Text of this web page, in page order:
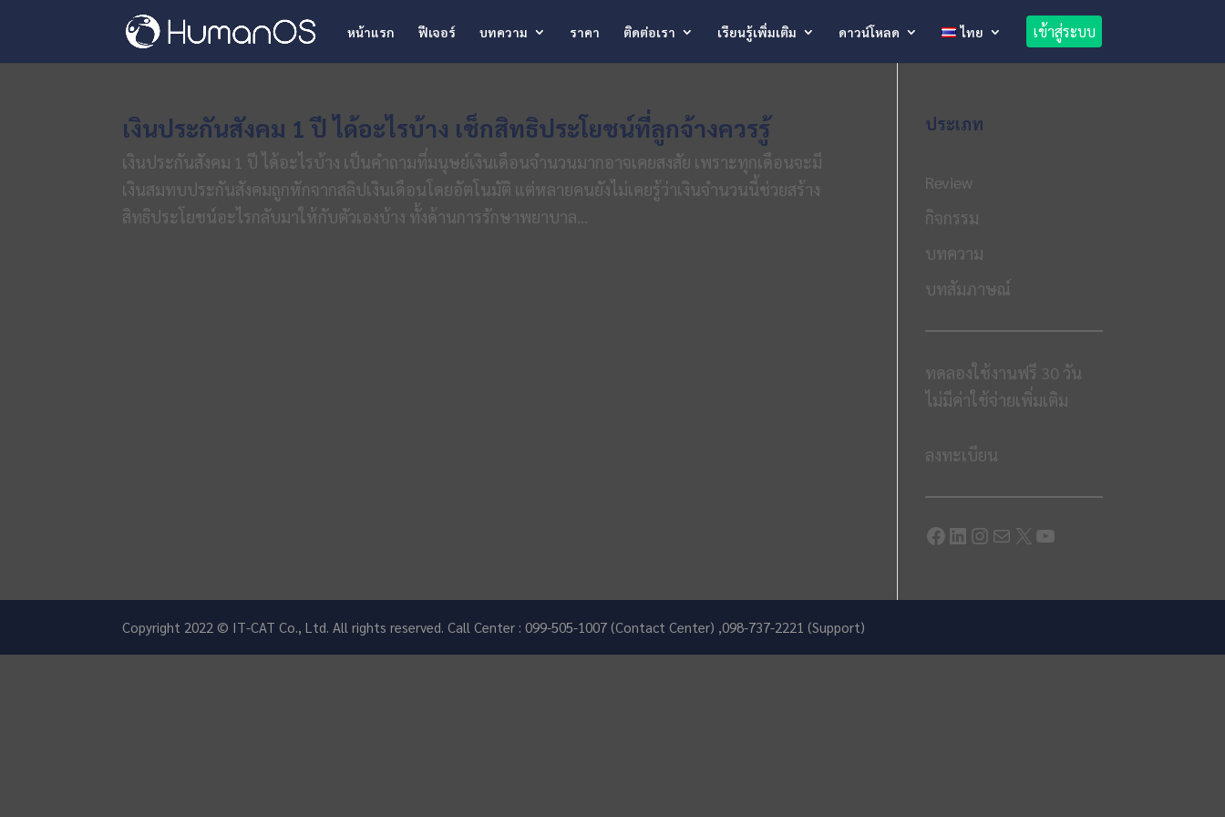
หน้าแรก ฟีเจอร์ บทความ ราคา ติดต่อเรา เรียนรู้เพิ่มเติม ดาวน์โหลด ไทย เข้าสู่ระบบ
เงินประกันสังคม 1 ปี ได้อะไรบ้าง เช็กสิทธิประโยชน์ที่ลูกจ้างควรรู้
เงินประกันสังคม 1 ปี ได้อะไรบ้าง เป็นคำถามที่มนุษย์เงินเดือนจำนวนมากอาจเคยสงสัย เพราะทุกเดือนจะมี
เงินสมทบประกันสังคมถูกหักจากสลิปเงินเดือนโดยอัตโนมัติ แต่หลายคนยังไม่เคยรู้ว่าเงินจำนวนนี้ช่วยสร้าง
สิทธิประโยชน์อะไรกลับมาให้กับตัวเองบ้าง ทั้งด้านการรักษาพยาบาล...
ประเภท
Review
กิจกรรม
บทความ
บทสัมภาษณ์
ทดลองใช้งานฟรี 30 วัน
ไม่มีค่าใช้จ่ายเพิ่มเติม
ลงทะเบียน
Facebook
LinkedIn
Instagram
Mail
X YouTube
Copyright 2022 © IT-CAT Co., Ltd. All rights reserved. Call Center : 099-505-1007 (Contact Center) ,098-737-2221 (Support)